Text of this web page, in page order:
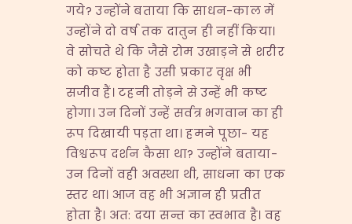
गये? उन्होंने बताया कि साधन-काल में
उन्होंने दो वर्ष तक दातुन ही नहीं किया।
वे सोचते थे कि जैसे रोम उखाड़ने से शरीर
को कष्ट होता है उसी प्रकार वृक्ष भी
सजीव हैं। टहनी तोड़ने से उन्हें भी कष्ट
होगा। उन दिनों उन्हें सर्वत्र भगवान का ही
रूप दिखायी पड़ता था। हमने पूछा- यह
विश्वरूप दर्शन कैसा था? उन्होंने बताया-
उन दिनों वही अवस्था थी, साधना का एक
स्तर था। आज वह भी अज्ञान ही प्रतीत
होता है। अत: दया सन्त का स्वभाव है। वह